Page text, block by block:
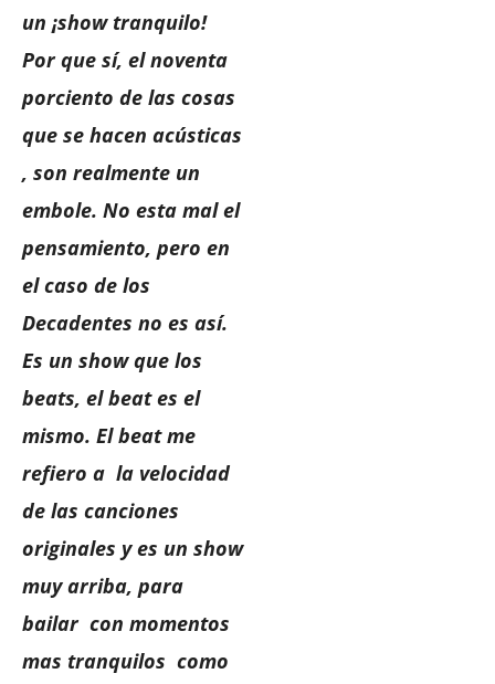
un ¡show tranquilo!
Por que sí, el noventa
porciento de las cosas
que se hacen acústicas
, son realmente un
embole. No esta mal el
pensamiento, pero en
el caso de los
Decadentes no es así.
Es un show que los
beats, el beat es el
mismo. El beat me
refiero a la velocidad
de las canciones
originales y es un show
muy arriba, para
bailar con momentos
mas tranquilos como